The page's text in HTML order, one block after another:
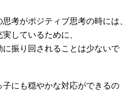
考がポジティブ思考の時には、
しているために、
振り回されることは少ないで
にも穏やかな対応ができるの